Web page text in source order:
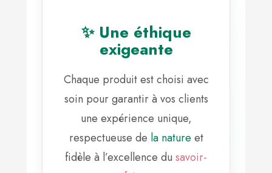
✨ Une éthique
exigeante
Chaque produit est choisi avec
soin pour garantir à vos clients
une expérience unique,
respectueuse de la nature et
fidèle à l’excellence du savoir-